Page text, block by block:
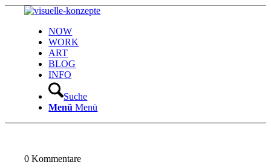
NOW
WORK
ART
BLOG
INFO
Suche
Menü Menü
0 Kommentare